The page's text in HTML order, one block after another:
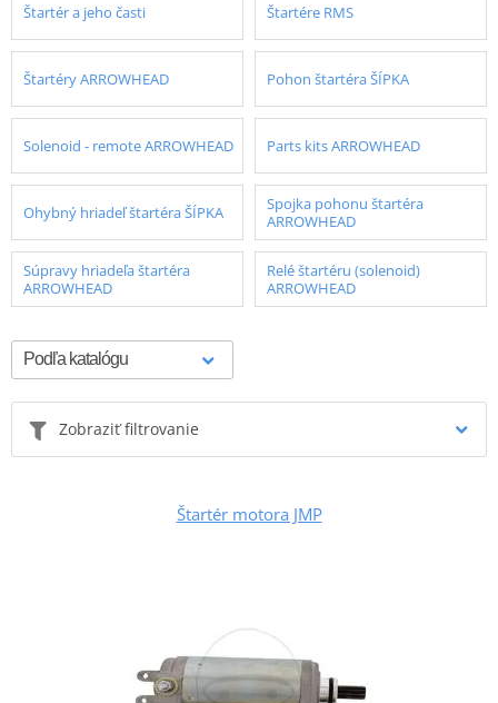
Štartér a jeho časti Štartére RMS
Štartéry ARROWHEAD Pohon štartéra ŠÍPKA
Solenoid - remote ARROWHEAD Parts kits ARROWHEAD
Ohybný hriadeľ štartéra ŠÍPKA
Spojka pohonu štartéra
ARROWHEAD
Súpravy hriadeľa štartéra
ARROWHEAD
Relé štartéru (solenoid)
ARROWHEAD
Zobraziť filtrovanie
Štartér motora JMP